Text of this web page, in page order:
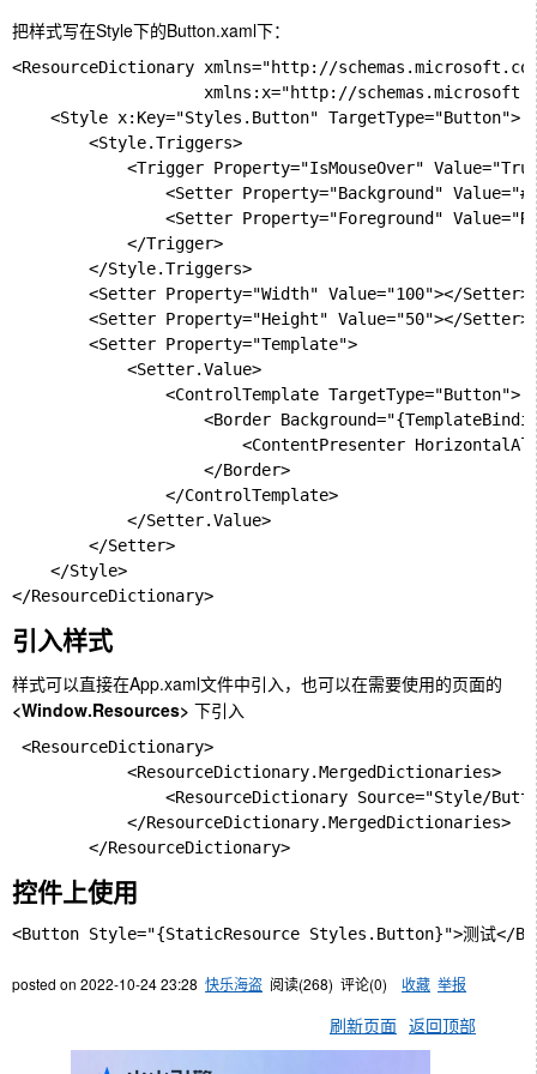
把样式写在Style下的Button.xaml下：
<ResourceDictionary xmlns="http://
xmlns:x="http://
    <Style x:Key="Styles.Button" TargetType="Button">
        <Style.Triggers>
<Trigger Property="IsMouseOver"
<Setter Property="Background"
<Setter Property="Foreground"
            </Trigger>
        </Style.Triggers>
        <Setter Property="Width" Value="100"></Setter>
        <Setter Property="Height" Value="50"></Setter>
        <Setter Property="Template">
            <Setter.Value>
                <ControlTemplate TargetType="Button">
<Border
<ContentPresenter
                    </Border>
                </ControlTemplate>
            </Setter.Value>
        </Setter>
    </Style>
引入样式
样式可以直接在App.xaml文件中引入，也可以在需要使用的页面的
<Window.Resources> 下引入
<ResourceDictionary>
            <ResourceDictionary.MergedDictionaries>
<ResourceDictionary Source="Style/
            </ResourceDictionary.MergedDictionaries>
控件上使用
posted on 2022-10-24 23:28 快乐海盗 阅读(268) 评论(0) 收藏 举报
刷新页面 返回顶部